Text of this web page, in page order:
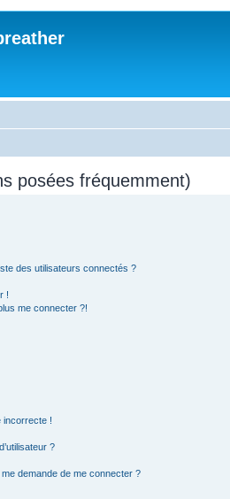
posées fréquemment)
des utilisateurs connectés ?
!
me connecter ?!
incorrecte !
?
me demande de me connecter ?